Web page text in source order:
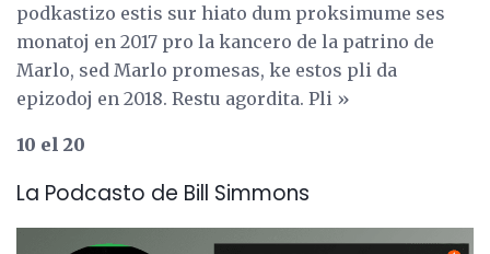
podkastizo estis sur hiato dum proksimume ses
monatoj en 2017 pro la kancero de la patrino de
Marlo, sed Marlo promesas, ke estos pli da
epizodoj en 2018. Restu agordita. Pli »
10 el 20
La Podcasto de Bill Simmons